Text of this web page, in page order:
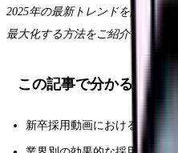
2025年の最新トレンドを踏まえ
最大化する方法をご紹介します。
この記事で分かること
新卒採用動画における重要成